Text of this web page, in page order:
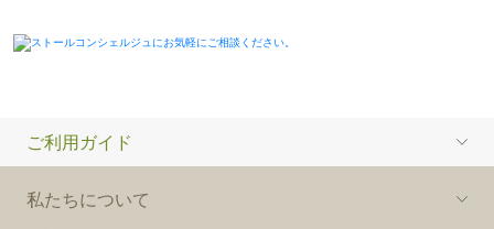
ご利用ガイド
私たちについて